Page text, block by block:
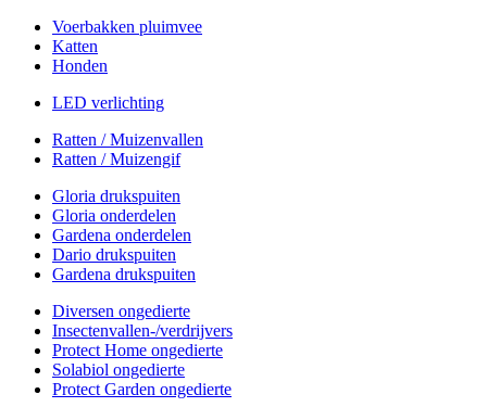
Voerbakken pluimvee
Katten
Honden
LED verlichting
Ratten / Muizenvallen
Ratten / Muizengif
Gloria drukspuiten
Gloria onderdelen
Gardena onderdelen
Dario drukspuiten
Gardena drukspuiten
Diversen ongedierte
Insectenvallen-/verdrijvers
Protect Home ongedierte
Solabiol ongedierte
Protect Garden ongedierte